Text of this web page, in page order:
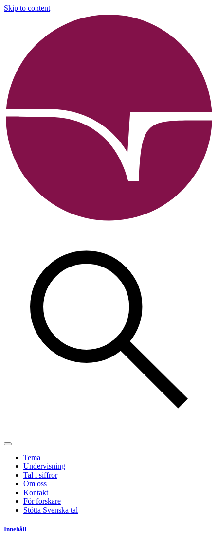
Skip to content
Tema
Undervisning
Tal i siffror
Om oss
Kontakt
För forskare
Stötta Svenska tal
Innehåll